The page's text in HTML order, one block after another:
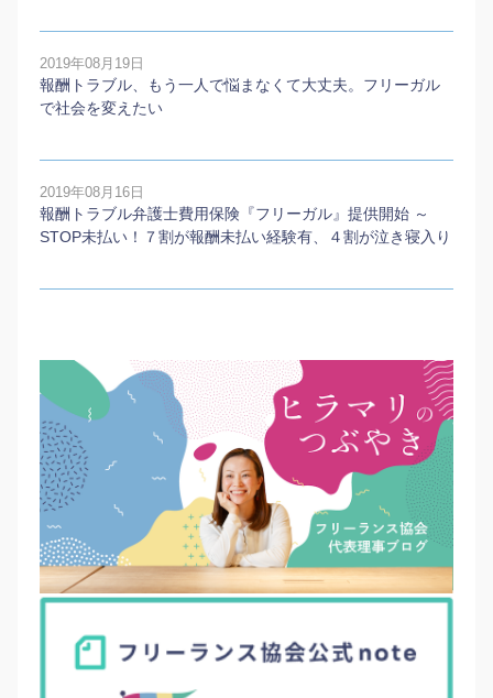
2019年08月19日
報酬トラブル、もう一人で悩まなくて大丈夫。フリーガル
で社会を変えたい
2019年08月16日
報酬トラブル弁護士費用保険『フリーガル』提供開始 ～
STOP未払い！７割が報酬未払い経験有、４割が泣き寝入り